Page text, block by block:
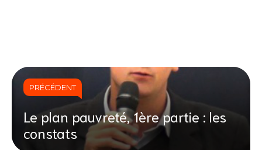
PRÉCÉDENT
Le plan pauvreté, 1ère partie : les
constats